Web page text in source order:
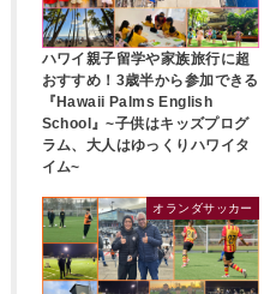
ハワイ親子留学や家族旅行に超
おすすめ！3歳半から参加できる
『Hawaii Palms English
School』~子供はキッズプログ
ラム、大人はゆっくりハワイタ
イム~
オランダサッカー